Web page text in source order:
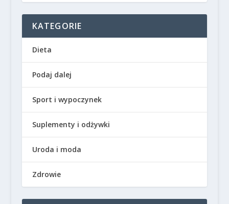
KATEGORIE
Dieta
Podaj dalej
Sport i wypoczynek
Suplementy i odżywki
Uroda i moda
Zdrowie